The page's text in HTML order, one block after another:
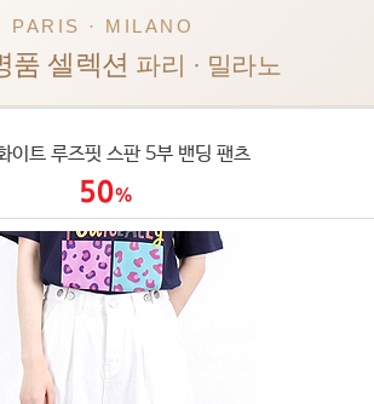
PARIS · MILANO
품 셀렉션 파리 · 밀라노
이트 루즈핏 스판 5부 밴딩 팬츠